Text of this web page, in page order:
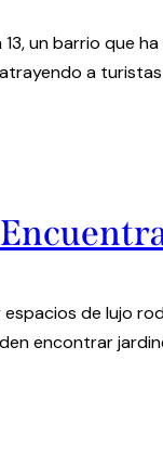
un barrio que
atrayendo a
de lujo
encontrar